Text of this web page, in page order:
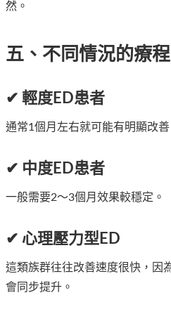
然。
五、不同情況的療
✔ 輕度ED患者
通常1個月左右就可能有明顯改善
✔ 中度ED患者
一般需要2～3個月效果較穩定。
✔ 心理壓力型ED
這類族群往往改善速度很快，因
會同步提升。